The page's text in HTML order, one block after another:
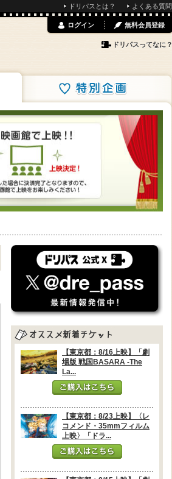
ドリパスとは？ よくある質問
特別企画
ログイン 無料会員登録
ドリパスってなに？
【東京都：8/16上映】「劇
場版 戦国BASARA -The
La...
【東京都：8/23上映】〈レ
コメンド・35mmフィルム
上映〉「ドラ...